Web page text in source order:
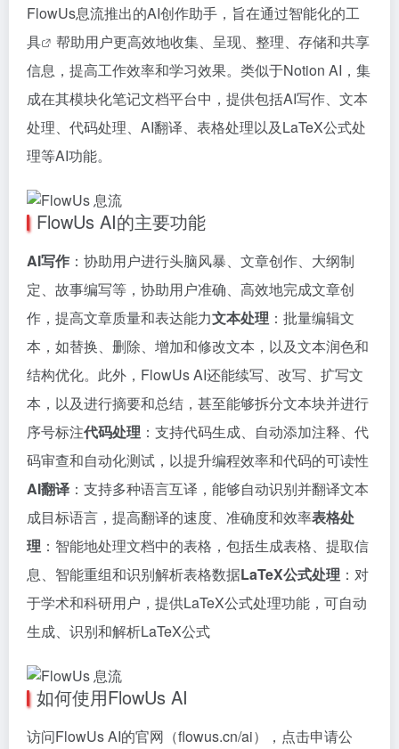
FlowUs息流推出的AI创作助手，旨在通过智能化的工
具
帮助用户更高效地收集、呈现、整理、存储和共享
信息，提高工作效率和学习效果。类似于Notion AI，集
成在其模块化笔记文档平台中，提供包括AI写作、文本
处理、代码处理、AI翻译、表格处理以及LaTeX公式处
理等AI功能。
FlowUs AI的主要功能
AI写作 ：协助用户进行头脑风暴、文章创作、大纲制
定、故事编写等，协助用户准确、高效地完成文章创
作，提高文章质量和表达能力文本处理 ：批量编辑文
本，如替换、删除、增加和修改文本，以及文本润色和
结构优化。此外，FlowUs AI还能续写、改写、扩写文
本，以及进行摘要和总结，甚至能够拆分文本块并进行
序号标注代码处理 ：支持代码生成、自动添加注释、代
码审查和自动化测试，以提升编程效率和代码的可读性
AI翻译 ：支持多种语言互译，能够自动识别并翻译文本
成目标语言，提高翻译的速度、准确度和效率表格处
理 ：智能地处理文档中的表格，包括生成表格、提取信
息、智能重组和识别解析表格数据LaTeX公式处理 ：对
于学术和科研用户，提供LaTeX公式处理功能，可自动
生成、识别和解析LaTeX公式
如何使用FlowUs AI
访问FlowUs AI的官网（flowus.cn/ai），点击申请公